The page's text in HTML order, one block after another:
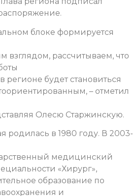
блоке формируется
взглядом, рассчитываем, что
регионе будет становиться
– отметил
Олесю Старжинскую.
родилась в 1980 году. В 2003-
медицинский
«Хирург»,
образование по
и